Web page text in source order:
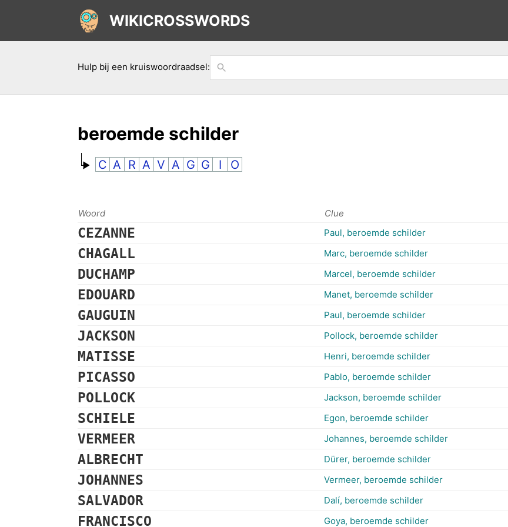
WIKICROSSWORDS
Hulp bij een kruiswoordraadsel:
beroemde schilder
C A R A V A G G I O
Woord Clue
CEZANNE Paul, beroemde schilder
CHAGALL Marc, beroemde schilder
DUCHAMP Marcel, beroemde schilder
EDOUARD Manet, beroemde schilder
GAUGUIN Paul, beroemde schilder
JACKSON Pollock, beroemde schilder
MATISSE Henri, beroemde schilder
PICASSO Pablo, beroemde schilder
POLLOCK Jackson, beroemde schilder
SCHIELE Egon, beroemde schilder
VERMEER Johannes, beroemde schilder
ALBRECHT Dürer, beroemde schilder
JOHANNES Vermeer, beroemde schilder
SALVADOR Dalí, beroemde schilder
FRANCISCO Goya, beroemde schilder